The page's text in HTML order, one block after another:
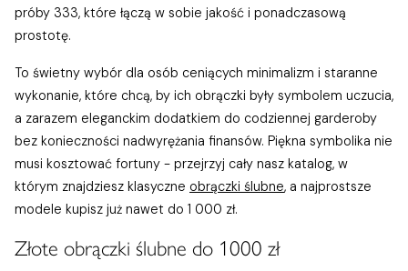
próby 333, które łączą w sobie jakość i ponadczasową
prostotę.
To świetny wybór dla osób ceniących minimalizm i staranne
wykonanie, które chcą, by ich obrączki były symbolem uczucia,
a zarazem eleganckim dodatkiem do codziennej garderoby
bez konieczności nadwyrężania finansów. Piękna symbolika nie
musi kosztować fortuny - przejrzyj cały nasz katalog, w
którym znajdziesz klasyczne obrączki ślubne, a najprostsze
modele kupisz już nawet do 1 000 zł.
Złote obrączki ślubne do 1000 zł